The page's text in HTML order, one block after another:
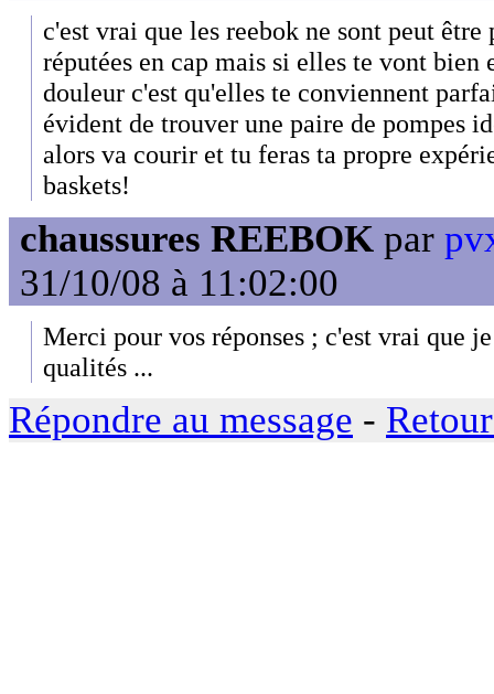
c'est vrai que les reebok ne sont peut être
réputées en cap mais si elles te vont bien
douleur c'est qu'elles te conviennent
évident de trouver une paire de pompes
alors va courir et tu feras ta propre
baskets!
chaussures REEBOK par
31/10/08 à 11:02:00
Merci pour vos réponses ; c'est vrai que
qualités ...
Répondre au message -